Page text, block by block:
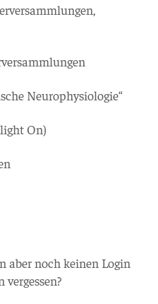
Neurophysiologie“
On)
aber noch keinen Login